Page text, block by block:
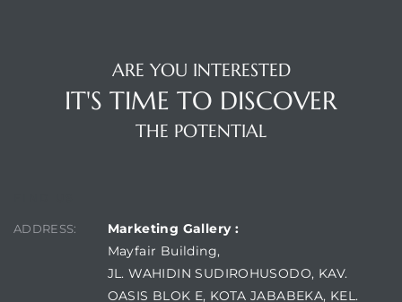
ARE YOU INTERESTED
IT'S TIME TO DISCOVER
THE POTENTIAL
ADDRESS:
Marketing Gallery :
Mayfair Building,
JL. WAHIDIN SUDIROHUSODO, KAV.
OASIS BLOK E, KOTA JABABEKA, KEL.